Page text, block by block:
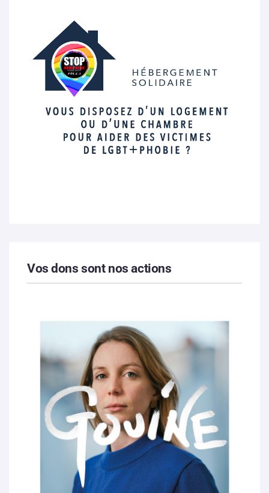
Vos dons sont nos actions